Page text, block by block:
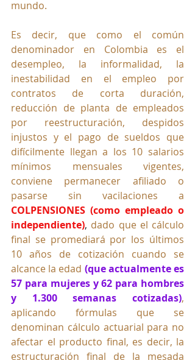
mundo.
Es decir, que como el común
denominador en Colombia es el
desempleo, la informalidad, la
inestabilidad en el empleo por
contratos de corta duración,
reducción de planta de empleados
por reestructuración, despidos
injustos y el pago de sueldos que
difícilmente llegan a los 10 salarios
mínimos mensuales vigentes,
conviene permanecer afiliado o
COLPENSIONES (como empleado o
independiente), dado que el cálculo
final se promediará por los últimos
10 años de cotización cuando se
alcance la edad (que actualmente es
57 para mujeres y 62 para hombres
y 1.300 semanas cotizadas),
aplicando fórmulas que se
denominan cálculo actuarial para no
afectar el producto final, es decir, la
estructuración final de la mesada